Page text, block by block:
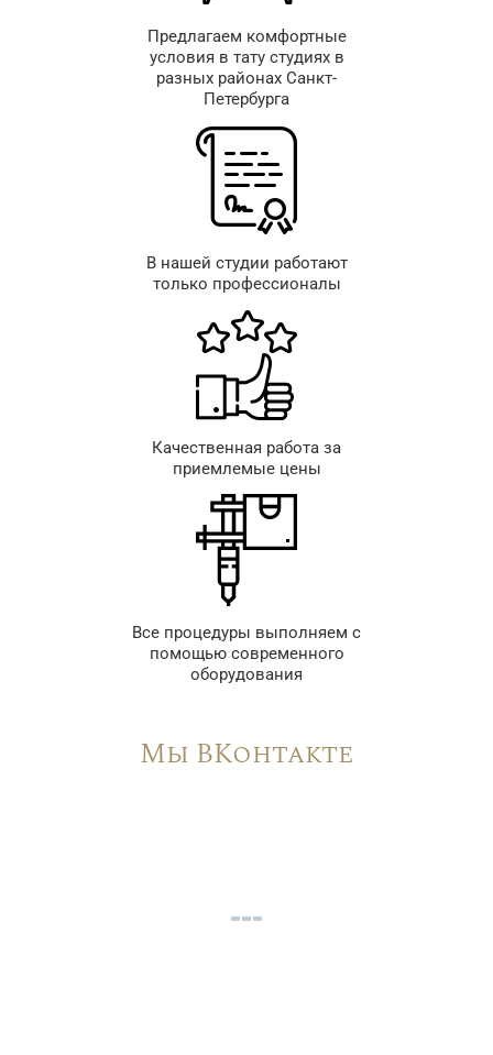
Предлагаем комфортные
условия в тату студиях в
разных районах Санкт-
Петербурга
В нашей студии работают
только профессионалы
Качественная работа за
приемлемые цены
Все процедуры выполняем с
помощью современного
оборудования
Мы ВКонтакте